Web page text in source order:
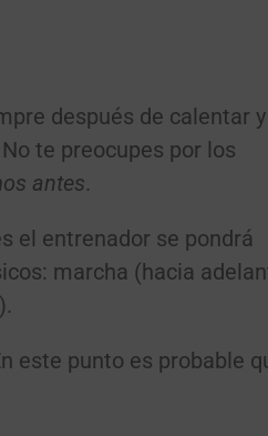
después de calentar y
te preocupes por los
antes.
el entrenador se pondrá
marcha (hacia
este punto es probable